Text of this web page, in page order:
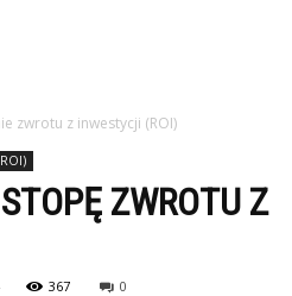
zwrotu z inwestycji (ROI)
ZWROTU Z
367 0